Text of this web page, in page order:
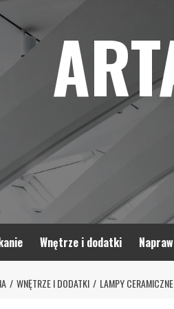
Wnętrze i dodatki
WNĘTRZE I DODATKI LAMPY